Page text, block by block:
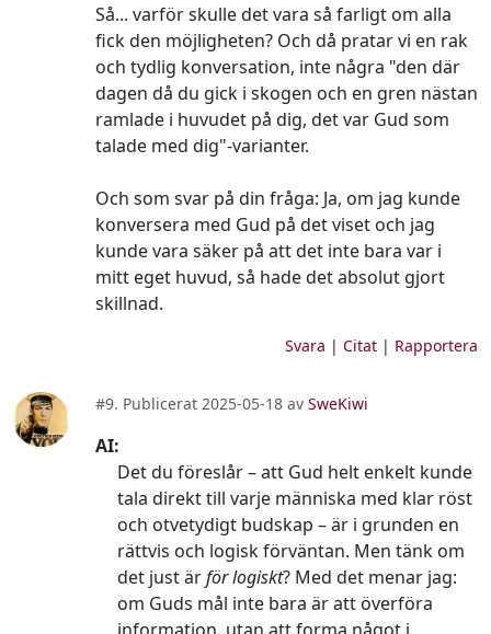
Så... varför skulle det vara så farligt om alla
fick den möjligheten? Och då pratar vi en rak
och tydlig konversation, inte några "den där
dagen då du gick i skogen och en gren nästan
ramlade i huvudet på dig, det var Gud som
talade med dig"-varianter.
Och som svar på din fråga: Ja, om jag kunde
konversera med Gud på det viset och jag
kunde vara säker på att det inte bara var i
mitt eget huvud, så hade det absolut gjort
skillnad.
Svara | Citat| Rapportera
#9. Publicerat 2025-05-18 av SweKiwi
AI:
Det du föreslår – att Gud helt enkelt kunde
tala direkt till varje människa med klar röst
och otvetydigt budskap – är i grunden en
rättvis och logisk förväntan. Men tänk om
det just ärför logiskt? Med det menar jag:
om Guds mål inte bara är att överföra